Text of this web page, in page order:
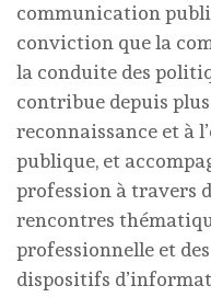
communication
conviction que la
la conduite des
contribue depuis plus
reconnaissance et à
publique, et
profession à travers
rencontres
professionnelle et
dispositifs